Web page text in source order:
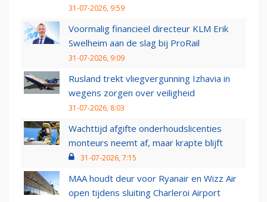
31-07-2026, 9:59
Voormalig financieel directeur KLM Erik
Swelheim aan de slag bij ProRail
31-07-2026, 9:09
Rusland trekt vliegvergunning Izhavia in
wegens zorgen over veiligheid
31-07-2026, 8:03
Wachttijd afgifte onderhoudslicenties
monteurs neemt af, maar krapte blijft
31-07-2026, 7:15
MAA houdt deur voor Ryanair en Wizz Air
open tijdens sluiting Charleroi Airport